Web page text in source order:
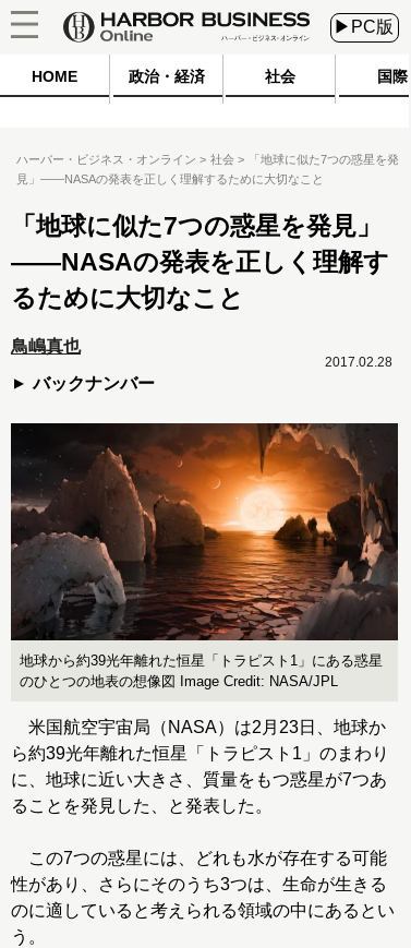
▶PC版
HOME 政治・経済 社会 国際
ハーバー・ビジネス・オンライン 社会
「地球に似た7つの惑星を発
見」――NASAの発表を正しく理解するために大切なこと
「地球に似た7つの惑星を発見」
――NASAの発表を正しく理解す
るために大切なこと
鳥嶋真也
バックナンバー
2017.02.28
地球から約39光年離れた恒星「トラピスト1」にある惑星
のひとつの地表の想像図 Image Credit: NASA/JPL
米国航空宇宙局（NASA）は2月23日、地球か
ら約39光年離れた恒星「トラピスト1」のまわり
に、地球に近い大きさ、質量をもつ惑星が7つあ
ることを発見した、と発表した。
この7つの惑星には、どれも水が存在する可能
性があり、さらにそのうち3つは、生命が生きる
のに適していると考えられる領域の中にあるとい
う。